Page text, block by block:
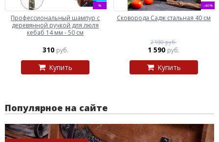
%
Профессиональный шампур с
деревянной ручкой для люля
кебаб 14 мм - 50 см
310 руб.
Купить
-46%
Сковорода Садж стальная 40 см
2 930 руб.
1 590 руб.
Купить
Популярное на сайте